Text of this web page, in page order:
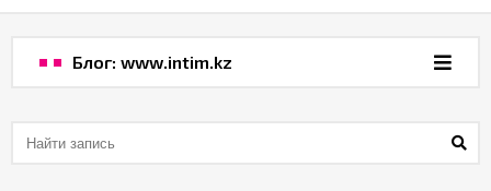
%
Блог: www.intim.kz